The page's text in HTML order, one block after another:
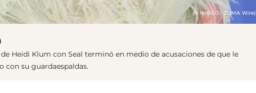
(© IMAGO / ZUMA Wire)
Heidi Klum con Seal terminó en medio de acusaciones de que le
con su guardaespaldas.